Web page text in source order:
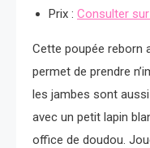
Prix : Consulter
Cette poupée reborn
permet de prendre
les jambes sont
avec un petit lapin
office de doudou.